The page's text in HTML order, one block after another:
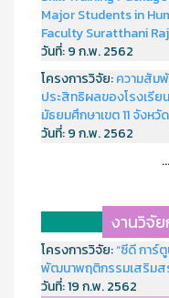
Major Students in
Faculty Suratthani
วันที่:9 ก.พ. 2562
โครงการวิจัย:ความสัม
ประสิทธิผลของโรงเรี
มัธยมศึกษาเขต 11 จังห
วันที่:9 ก.พ. 2562
งานวิจัย
โครงการวิจัย:“ซีดี การ์
พัฒนาพฤติกรรมเสริมส
วันที่:19 ก.พ. 2562